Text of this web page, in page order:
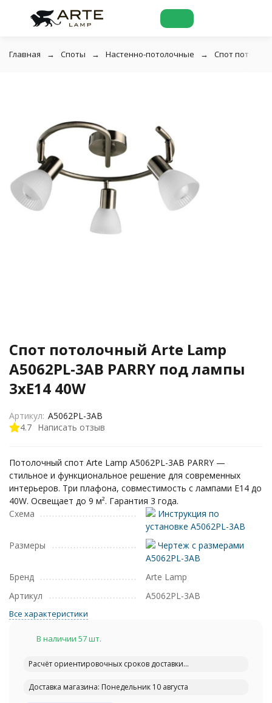
Главная Споты Настенно-потолочные Спот
Спот потолочный Arte Lamp
A5062PL-3AB PARRY под лампы
3xE14 40W
4.7 Написать отзыв
Артикул: A5062PL-3AB
Потолочный спот Arte Lamp A5062PL-3AB PARRY —
стильное и функциональное решение для современных
интерьеров. Три плафона, совместимость с лампами E14 до
40W. Освещает до 9 м². Гарантия 3 года.
Схема
Инструкция по
установке A5062PL-3AB
Размеры
Чертеж с размерами
A5062PL-3AB
Бренд
Arte Lamp
Артикул
A5062PL-3AB
Все характеристики
В наличии 57 шт.
Расчёт ориентировочных сроков доставки...
Доставка магазина: Понедельник 10 августа